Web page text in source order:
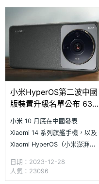
Dolby Atmos 立體聲四揚聲
認證，而且還配備 8,0
小米HyperOS第二波中國
版裝置升級名單公布 63
小米 10 月底在中國發表
Xiaomi 14 系列旗艦手機，以及
Xiaomi HyperOS（小米澎湃
介面，並以融合系統框架統一支
援旗下全生態設備與應用。在新
日期：2023-12-28
人氣：23096